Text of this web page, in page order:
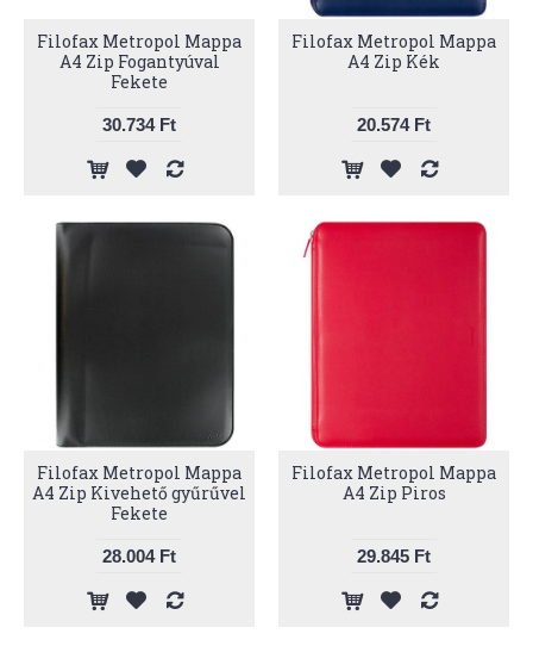
Filofax Metropol Mappa
A4 Zip Fogantyúval
Fekete
30.734 Ft
Filofax Metropol Mappa
A4 Zip Kék
20.574 Ft
Filofax Metropol Mappa
A4 Zip Kivehető gyűrűvel
Fekete
28.004 Ft
Filofax Metropol Mappa
A4 Zip Piros
29.845 Ft